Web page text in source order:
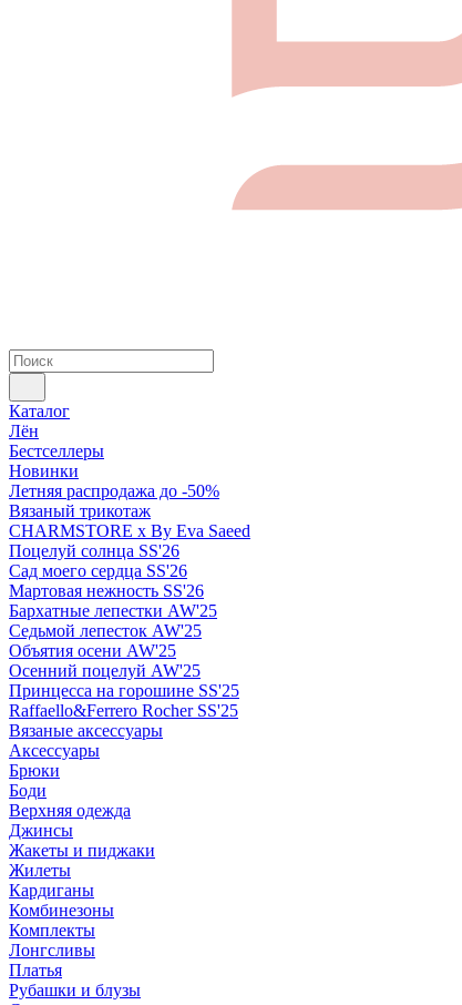
Каталог
Лён
Бестселлеры
Новинки
Летняя распродажа до -50%
Вязаный трикотаж
CHARMSTORE х By Eva Saeed
Поцелуй солнца SS'26
Сад моего сердца SS'26
Мартовая нежность SS'26
Бархатные лепестки AW'25
Седьмой лепесток AW'25
Объятия осени AW'25
Осенний поцелуй AW'25
Принцесса на горошине SS'25
Raffaello&Ferrero Rocher SS'25
Вязаные аксессуары
Аксессуары
Брюки
Боди
Верхняя одежда
Джинсы
Жакеты и пиджаки
Жилеты
Кардиганы
Комбинезоны
Комплекты
Лонгсливы
Платья
Рубашки и блузы